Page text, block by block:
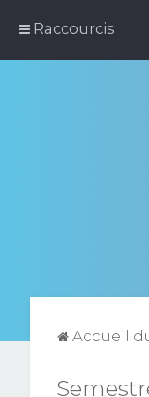
Raccourcis
Accueil